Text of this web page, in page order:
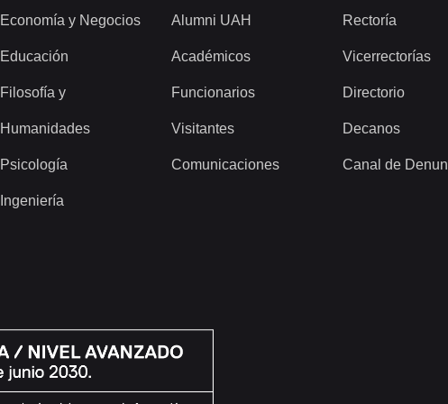
Economía y Negocios
Educación
Filosofía y
Humanidades
Psicología
Ingeniería
Alumni UAH
Académicos
Funcionarios
Visitantes
Comunicaciones
Rectoría
Vicerrectorías
Directorio
Decanos
Canal de